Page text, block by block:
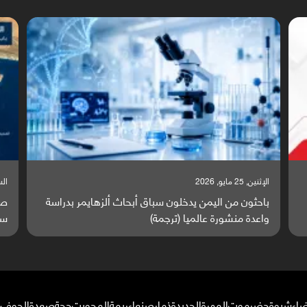
السبت, 23 مايو, 2026
صراع دولي يتصاعد قرب اليمن والبحر الأحمر يتحول إلى
ساحة مواجهة عالمية (ترجمة)